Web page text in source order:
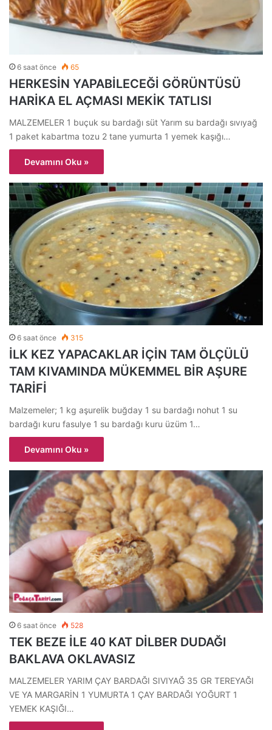
6 saat önce 65
HERKESİN YAPABİLECEĞİ GÖRÜNTÜSÜ
HARİKA EL AÇMASI MEKİK TATLISI
MALZEMELER 1 buçuk su bardağı süt Yarım su bardağı sıvıyağ
1 paket kabartma tozu 2 tane yumurta 1 yemek kaşığı…
Devamını Oku »
6 saat önce 315
İLK KEZ YAPACAKLAR İÇİN TAM ÖLÇÜLÜ
TAM KIVAMINDA MÜKEMMEL BİR AŞURE
TARİFİ
Malzemeler; 1 kg aşurelik buğday 1 su bardağı nohut 1 su
bardağı kuru fasulye 1 su bardağı kuru üzüm 1…
Devamını Oku »
6 saat önce 528
TEK BEZE İLE 40 KAT DİLBER DUDAĞI
BAKLAVA OKLAVASIZ
MALZEMELER YARIM ÇAY BARDAĞI SIVIYAĞ 35 GR TEREYAĞI
VE YA MARGARİN 1 YUMURTA 1 ÇAY BARDAĞI YOĞURT 1
YEMEK KAŞIĞI…